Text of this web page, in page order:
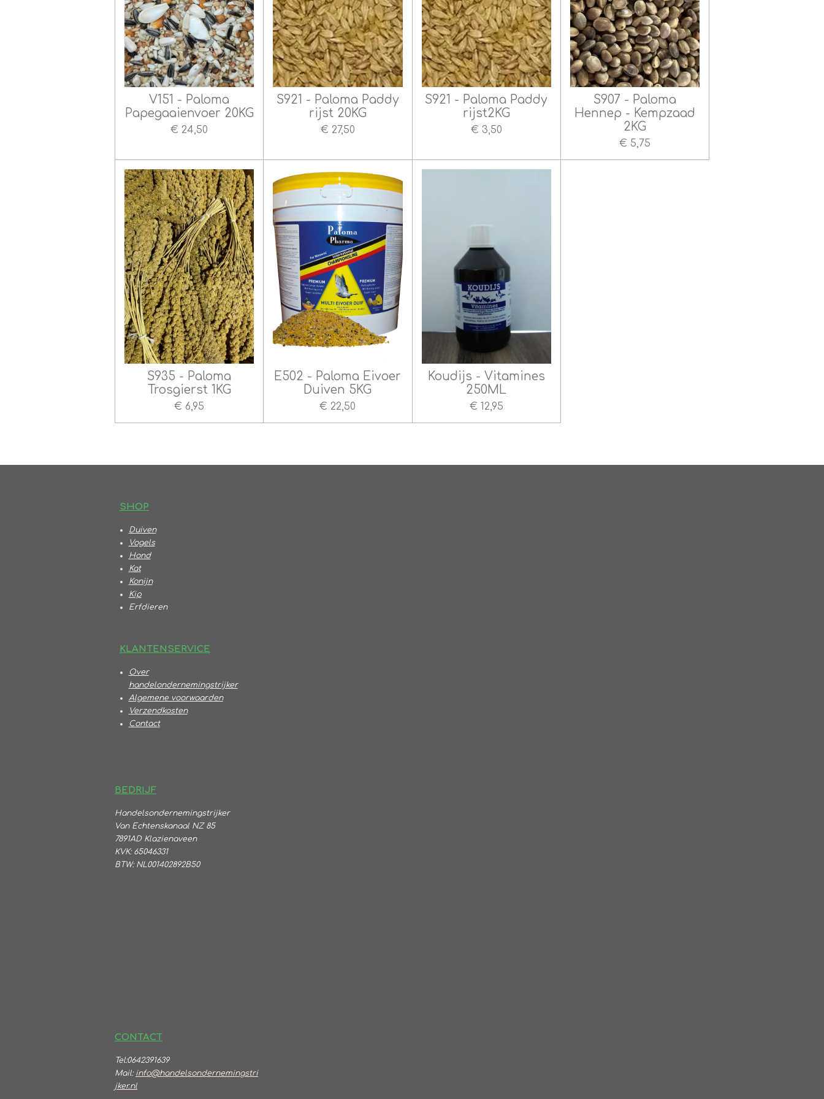
V151 - Paloma
Papegaaienvoer 20KG
€ 24,50
S921 - Paloma Paddy
rijst 20KG
€ 27,50
S921 - Paloma Paddy
rijst2KG
€ 3,50
S907 - Paloma
Hennep - Kempzaad
2KG
€ 5,75
S935 - Paloma
Trosgierst 1KG
€ 6,95
E502 - Paloma Eivoer
Duiven 5KG
€ 22,50
Koudijs - Vitamines
250ML
€ 12,95
S HOP
Duiven
Vogels
Hond
Kat
Konijn
Kip
Erfdieren
KLANTENSERVICE
Over
handelondernemingstrijker
Algemene voorwaarden
Verzendkosten
Contact
BEDRIJF
Handelsondernemingstrijker
Van Echtenskanaal NZ 85
7891AD Klazienaveen
KVK: 65046331
BTW: NL001402892B50
CONTACT
Tel:0642391639
Mail: info@handelsondernemingstri
jker.nl